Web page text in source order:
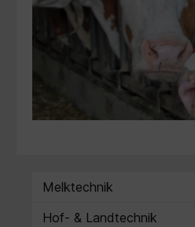
Melktechnik
Hof- & Landtechnik